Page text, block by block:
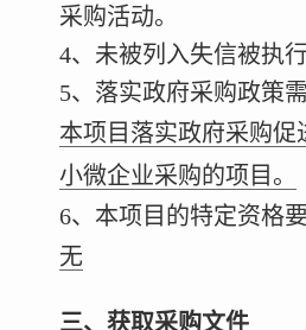
采购活动。
4、未被列入失信被执
5、落实政府采购政策
本项目落实政府采购
小微企业采购的项目。
6、本项目的特定资格要
无
三、获取采购文件